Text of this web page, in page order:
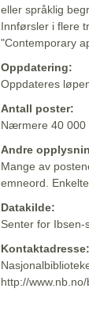
eller språklig
Innførsler i flere
"Contemporary
Oppdatering:
Oppdateres
Antall poster:
Nærmere 40 000
Andre
Mange av
emneord.
Datakilde:
Senter for Ibsen-
Kontaktadresse:
http://